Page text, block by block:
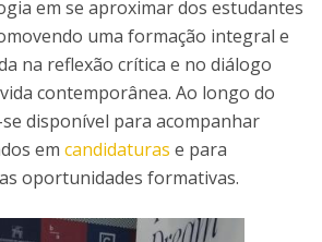
em se aproximar dos estudantes
uma formação integral e
na reflexão crítica e no diálogo
contemporânea. Ao longo do
disponível para acompanhar
em candidaturas e para
oportunidades formativas.